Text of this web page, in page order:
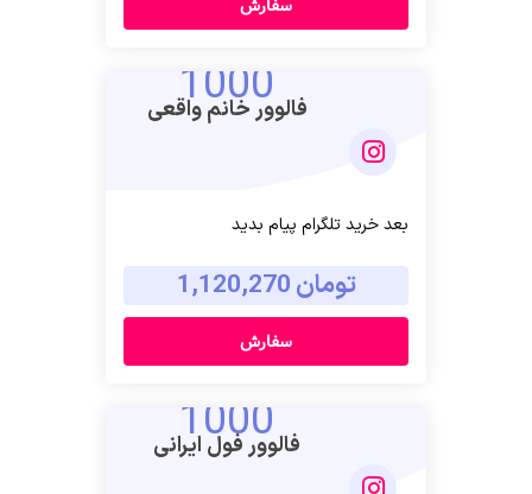
سفارش
1000
فالوور خانم واقعی
بعد خرید تلگرام پیام بدید
تومان 1,120,270
سفارش
1000
فالوور فول ایرانی